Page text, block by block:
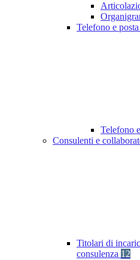
Telefono e
Telefono
Consulenti e
Titolari di
consulenza 12